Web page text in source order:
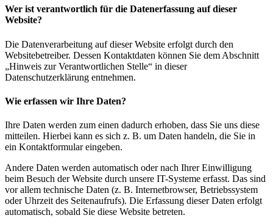
Wer ist verantwortlich für die Datenerfassung auf dieser
Website?
Die Datenverarbeitung auf dieser Website erfolgt durch den
Websitebetreiber. Dessen Kontaktdaten können Sie dem Abschnitt
„Hinweis zur Verantwortlichen Stelle“ in dieser
Datenschutzerklärung entnehmen.
Wie erfassen wir Ihre Daten?
Ihre Daten werden zum einen dadurch erhoben, dass Sie uns diese
mitteilen. Hierbei kann es sich z. B. um Daten handeln, die Sie in
ein Kontaktformular eingeben.
Andere Daten werden automatisch oder nach Ihrer Einwilligung
beim Besuch der Website durch unsere IT-Systeme erfasst. Das sind
vor allem technische Daten (z. B. Internetbrowser, Betriebssystem
oder Uhrzeit des Seitenaufrufs). Die Erfassung dieser Daten erfolgt
automatisch, sobald Sie diese Website betreten.